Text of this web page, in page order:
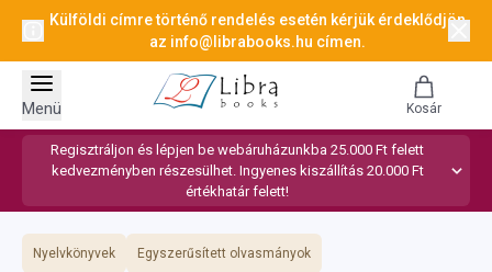
Külföldi címre történő rendelés esetén kérjük érdeklődjön
az info@librabooks.hu címen.
Regisztráljon és lépjen be webáruházunkba 25.000 Ft felett
kedvezményben részesülhet. Ingyenes kiszállítás 20.000 Ft
értékhatár felett!
Menü Kosár
Nyelvkönyvek Egyszerűsített olvasmányok